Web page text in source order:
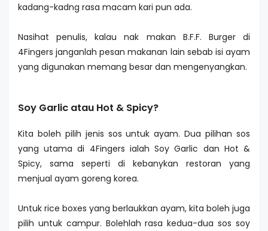
kadang-kadng rasa macam kari pun ada.
Nasihat penulis, kalau nak makan B.F.F. Burger di
4Fingers janganlah pesan makanan lain sebab isi ayam
yang digunakan memang besar dan mengenyangkan.
Soy Garlic atau Hot & Spicy?
Kita boleh pilih jenis sos untuk ayam. Dua pilihan sos
yang utama di 4Fingers ialah Soy Garlic dan Hot &
Spicy, sama seperti di kebanykan restoran yang
menjual ayam goreng korea.
Untuk rice boxes yang berlaukkan ayam, kita boleh juga
pilih untuk campur. Bolehlah rasa kedua-dua sos soy